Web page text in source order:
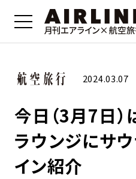
2024.03.07
今日（3月7日）
ラウンジにサ
イン紹介